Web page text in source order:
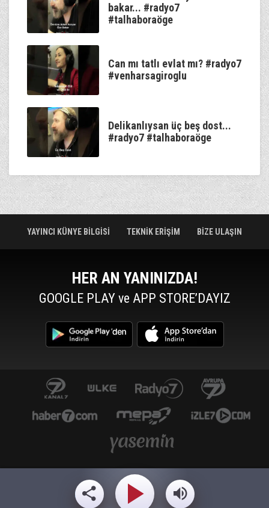
bakar... #radyo7
#talhaboraöge
Can mı tatlı evlat mı? #radyo7
#venharsagiroglu
Delikanlıysan üç beş dost...
#radyo7 #talhaboraöge
YAYINCI KÜNYE BİLGİSİ TEKNİK ERİŞİM BİZE ULAŞIN
HER AN YANINIZDA!
GOOGLE PLAY ve APP STORE’DAYIZ